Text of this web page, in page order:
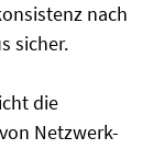
nach
sicher.
die
Netzwerk-